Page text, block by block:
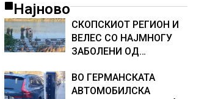
Најново
СКОПСКИОТ РЕГИОН И
ВЕЛЕС СО НАЈМНОГУ
ЗАБОЛЕНИ ОД
ТРЕСКА, објави
министерот за
ВО ГЕРМАНСКАТА
АВТОМОБИЛСКА